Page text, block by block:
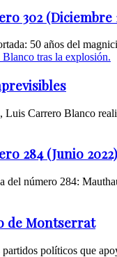
302 (Diciembre
50 años del
Luis Carrero Blanco
284 (Junio 2022)
del número 284:
de Montserrat
políticos que